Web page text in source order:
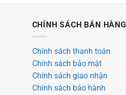
CHÍNH SÁCH BÁN HÀNG
Chính sách thanh toán
Chính sách bảo mật
Chính sách giao nhận
Chính sách bảo hành